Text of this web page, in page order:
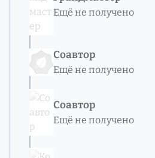
Ещё не получено
Соавтор
Ещё не получено
Соавтор
Ещё не получено